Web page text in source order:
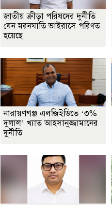
জাতীয় ক্রীড়া পরিষদের দুর্নীতি
যেন মরনঘাতি ভাইরাসে পরিণত
হয়েছে
নারায়ণগঞ্জ এলজিইডিতে ‘৩%
দুলাল’ খ্যাত আহসানুজ্জামানের
দুর্নীতি